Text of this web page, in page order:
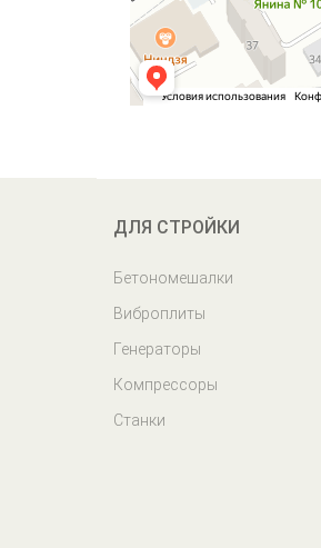
ДЛЯ СТРОЙКИ
Бетономешалки
Виброплиты
Генераторы
Компрессоры
Станки